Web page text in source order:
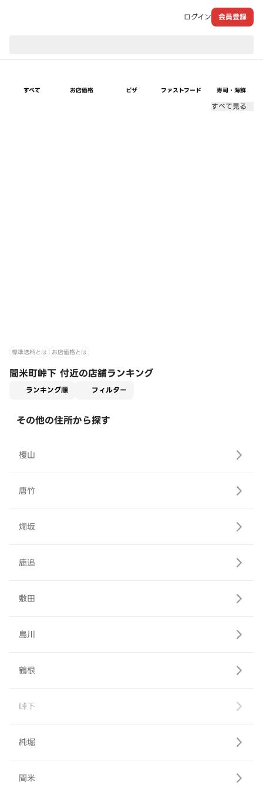
ログイン 会員登録
すべて お店価格 ピザ ファストフード 寿司・海鮮
すべて見る
標準送料とは お店価格とは
間米町峠下 付近の店舗ランキング
ランキング順 フィルター
その他の住所から探す
榎山
唐竹
燗坂
鹿追
敷田
島川
鶴根
峠下
純堀
間米